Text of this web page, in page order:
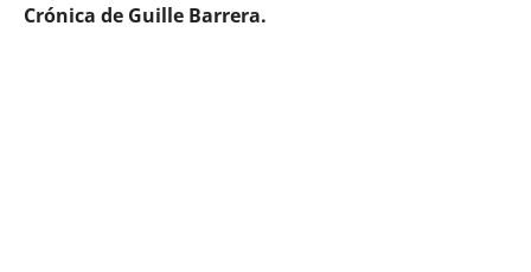
Crónica de Guille Barrera.